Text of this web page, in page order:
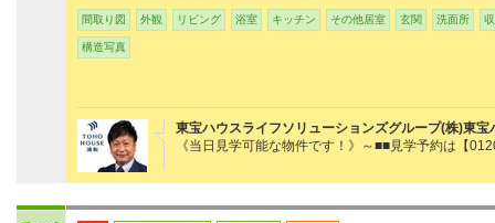
間取り図 外観 リビング 浴室 キッチン その他居室 玄関 洗面所
構造写真
東宝ハウスライフソリューションズグループ(株)東宝
《当日見学可能な物件です！》～■■見学予約は【